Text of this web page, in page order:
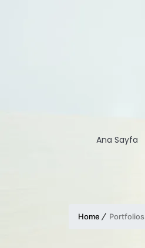
Ana Sayfa
Home Portfolios